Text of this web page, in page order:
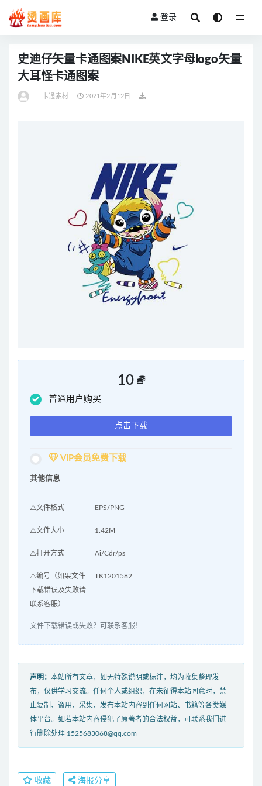
登录
史迪仔矢量卡通图案NIKE英文字母logo矢量
大耳怪卡通图案
- 卡通素材 2021年2月12日
10
普通用户购买
点击下载
VIP会员免费下载
其他信息
⚠️文件格式 EPS/PNG
⚠️文件大小 1.42M
⚠️打开方式 Ai/Cdr/ps
⚠️编号（如果文件
下载错误及失败请
联系客服）
TK1201582
文件下载错误或失败？可联系客服！
声明： 本站所有文章，如无特殊说明或标注，均为收集整理发
布，仅供学习交流。任何个人或组织，在未征得本站同意时，禁
止复制、盗用、采集、发布本站内容到任何网站、书籍等各类媒
体平台。如若本站内容侵犯了原著者的合法权益，可联系我们进
行删除处理 1525683068@qq.com
收藏 海报分享